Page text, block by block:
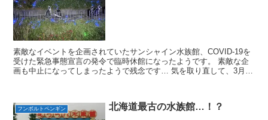
素敵なイベントを企画されていたサンシャイン水族館、COVID-19を
受けた緊急事態宣言の発令で臨時休館になったようです。 素敵な企
画も中止になってしまったようで残念です… 気を取り直して、3月に
フンボルトペンギン 北海道最古の水族館…！？